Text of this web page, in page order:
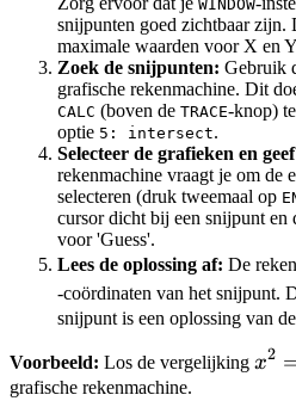
WINDOW
snijpunten goed zichtbaar zijn.
maximale waarden voor X en Y
Zoek de snijpunten: Gebruik
grafische rekenmachine. Dit
CALC (boven de TRACE-knop)
optie 5: intersect.
Selecteer de grafieken en
rekenmachine vraagt je om de
selecteren (druk tweemaal op
cursor dicht bij een snijpunt en
voor 'Guess'.
Lees de oplossing af: De
-coördinaten van het snijpunt.
snijpunt is een oplossing van
Voorbeeld: Los de vergelijking x^2
x2
grafische rekenmachine.